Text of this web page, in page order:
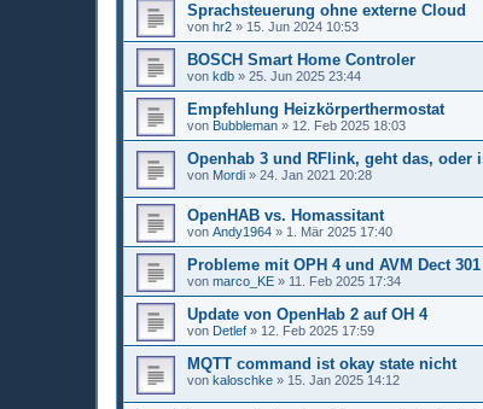
Sprachsteuerung ohne externe Cloud
von hr2 » 15. Jun 2024 10:53
BOSCH Smart Home Controler
von kdb » 25. Jun 2025 23:44
Empfehlung Heizkörperthermostat
von Bubbleman » 12. Feb 2025 18:03
Openhab 3 und RFlink, geht das, oder
von Mordi » 24. Jan 2021 20:28
OpenHAB vs. Homassitant
von Andy1964 » 1. Mär 2025 17:40
Probleme mit OPH 4 und AVM Dect
von marco_KE » 11. Feb 2025 17:34
Update von OpenHab 2 auf OH 4
von Detlef » 12. Feb 2025 17:59
MQTT command ist okay state nicht
von kaloschke » 15. Jan 2025 14:12